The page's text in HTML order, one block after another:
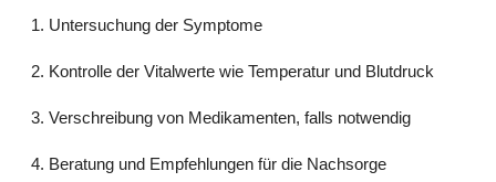
Untersuchung der Symptome
Kontrolle der Vitalwerte wie Temperatur und Blutdruck
Verschreibung von Medikamenten, falls notwendig
Beratung und Empfehlungen für die Nachsorge